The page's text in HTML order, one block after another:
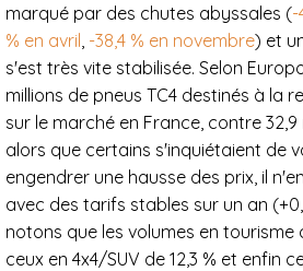
marqué par des chutes abyssales (-
% en avril -38,4 % en novembre) et
s'est très vite stabilisée. Selon
millions de pneus TC4 destinés à la
sur le marché en France, contre 32,9
alors que certains s'inquiétaient de
engendrer une hausse des prix, il
avec des tarifs stables sur un an
notons que les volumes en tourisme
ceux en 4x4/SUV de 12,3 % et enfin